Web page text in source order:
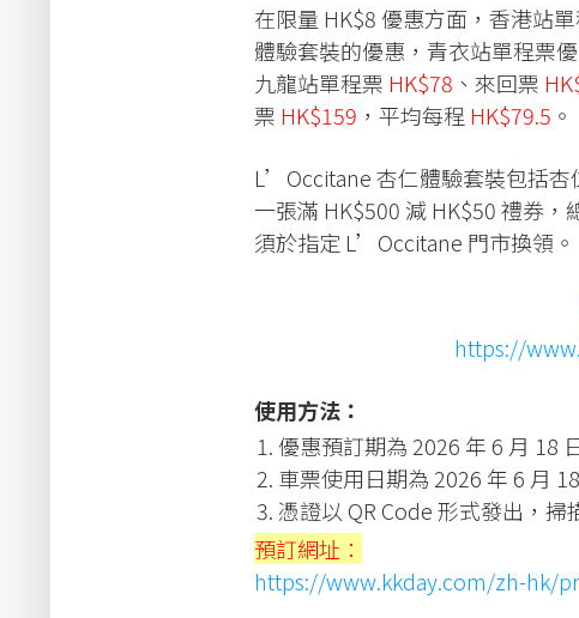
在限量 HK$8 優惠方面，香港站
體驗套裝的優惠，青衣站單程票
九龍站單程票 HK$78 、來回票
票 HK$159 ，平均每程 HK$79.5 。
L’Occitane 杏仁體驗套裝包括杏
一張滿 HK$500 減 HK$50 禮券，
須於指定 L’Occitane 門市換領。
https://
使用方法：
優惠預訂期為 2026 年 6 月 18
車票使用日期為 2026 年 6 月
憑證以 QR Code 形式發出，掃
預訂網址：
https://www.kkday.com/zh-hk/